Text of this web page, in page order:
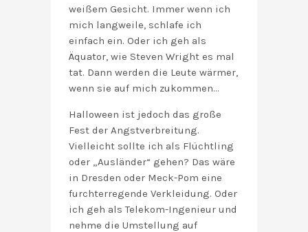
weißem Gesicht. Immer wenn ich
mich langweile, schlafe ich
einfach ein. Oder ich geh als
Äquator, wie Steven Wright es mal
tat. Dann werden die Leute wärmer,
wenn sie auf mich zukommen…
Halloween ist jedoch das große
Fest der Angstverbreitung.
Vielleicht sollte ich als Flüchtling
oder „Ausländer“ gehen? Das wäre
in Dresden oder Meck-Pom eine
furchterregende Verkleidung. Oder
ich geh als Telekom-Ingenieur und
nehme die Umstellung auf